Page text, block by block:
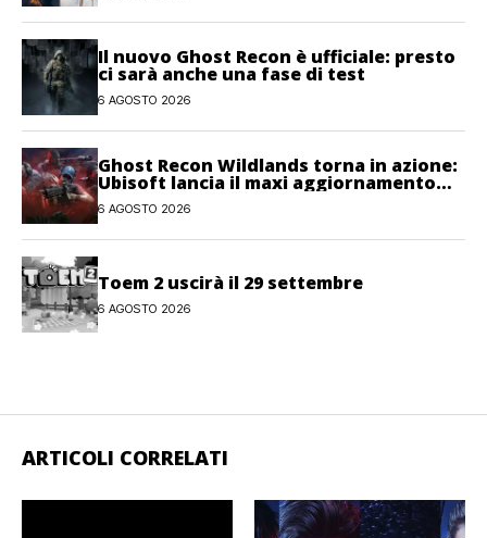
Il nuovo Ghost Recon è ufficiale: presto
ci sarà anche una fase di test
6 AGOSTO 2026
Ghost Recon Wildlands torna in azione:
Ubisoft lancia il maxi aggiornamento
gratuito Last Rites
6 AGOSTO 2026
Toem 2 uscirà il 29 settembre
6 AGOSTO 2026
ARTICOLI CORRELATI